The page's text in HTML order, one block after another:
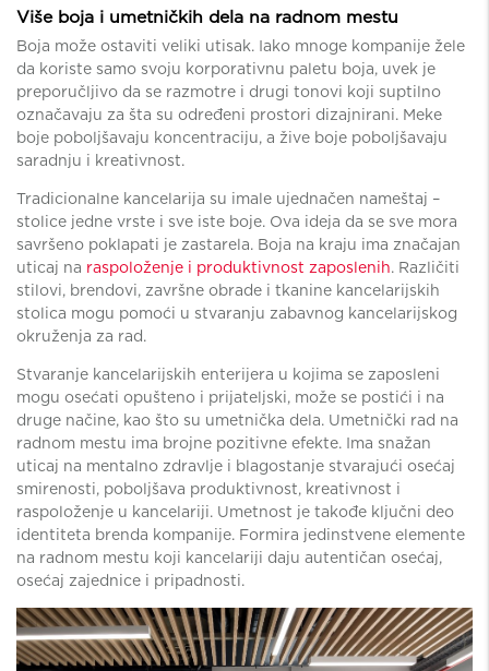
Više boja i umetničkih dela na radnom mestu
Boja može ostaviti veliki utisak. Iako mnoge kompanije žele
da koriste samo svoju korporativnu paletu boja, uvek je
preporučljivo da se razmotre i drugi tonovi koji suptilno
označavaju za šta su određeni prostori dizajnirani. Meke
boje poboljšavaju koncentraciju, a žive boje poboljšavaju
saradnju i kreativnost.
Tradicionalne kancelarija su imale ujednačen nameštaj –
stolice jedne vrste i sve iste boje. Ova ideja da se sve mora
savršeno poklapati je zastarela. Boja na kraju ima značajan
uticaj na raspoloženje i produktivnost zaposlenih. Različiti
stilovi, brendovi, završne obrade i tkanine kancelarijskih
stolica mogu pomoći u stvaranju zabavnog kancelarijskog
okruženja za rad.
Stvaranje kancelarijskih enterijera u kojima se zaposleni
mogu osećati opušteno i prijateljski, može se postići i na
druge načine, kao što su umetnička dela. Umetnički rad na
radnom mestu ima brojne pozitivne efekte. Ima snažan
uticaj na mentalno zdravlje i blagostanje stvarajući osećaj
smirenosti, poboljšava produktivnost, kreativnost i
raspoloženje u kancelariji. Umetnost je takođe ključni deo
identiteta brenda kompanije. Formira jedinstvene elemente
na radnom mestu koji kancelariji daju autentičan osećaj,
osećaj zajednice i pripadnosti.